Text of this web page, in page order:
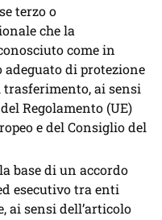
terzo o
che la
come in
di protezione
ai sensi
Regolamento (UE)
e del Consiglio del
base di un accordo
esecutivo tra enti
ai sensi dell’articolo